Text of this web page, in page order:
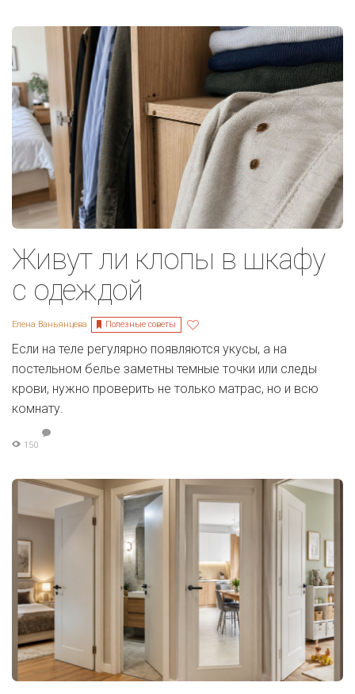
Живут ли клопы в шкафу
с одеждой
Елена Ваньянцева Полезные советы
Если на теле регулярно появляются укусы, а на
постельном белье заметны темные точки или следы
крови, нужно проверить не только матрас, но и всю
комнату.
150